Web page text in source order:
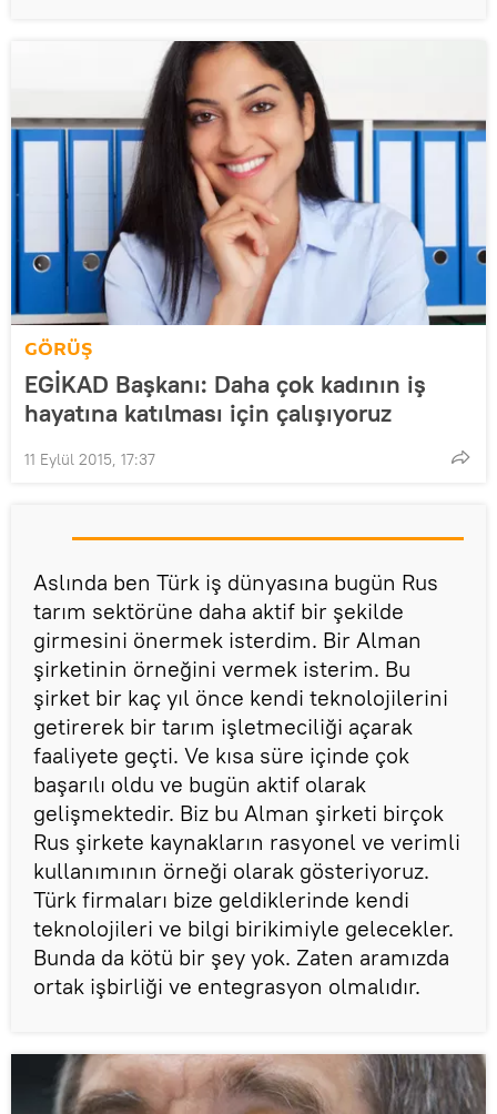
GÖRÜŞ
EGİKAD Başkanı: Daha çok kadının iş
hayatına katılması için çalışıyoruz
11 Eylül 2015, 17:37
Aslında ben Türk iş dünyasına bugün Rus
tarım sektörüne daha aktif bir şekilde
girmesini önermek isterdim. Bir Alman
şirketinin örneğini vermek isterim. Bu
şirket bir kaç yıl önce kendi teknolojilerini
getirerek bir tarım işletmeciliği açarak
faaliyete geçti. Ve kısa süre içinde çok
başarılı oldu ve bugün aktif olarak
gelişmektedir. Biz bu Alman şirketi birçok
Rus şirkete kaynakların rasyonel ve verimli
kullanımının örneği olarak gösteriyoruz.
Türk firmaları bize geldiklerinde kendi
teknolojileri ve bilgi birikimiyle gelecekler.
Bunda da kötü bir şey yok. Zaten aramızda
ortak işbirliği ve entegrasyon olmalıdır.